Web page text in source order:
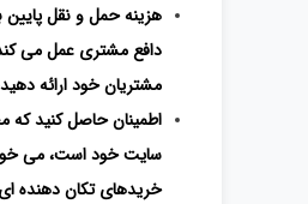
هزینه حمل و نقل پایین
دافع مشتری عمل می
مشتریان خود ارائه
اطمینان حاصل کنید که
سایت خود است، می
خریدهای تکان دهنده ای